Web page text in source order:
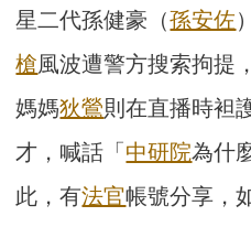
星二代孫健豪（孫安佐
槍風波遭警方搜索拘提
媽媽狄鶯則在直播時袒
才，喊話「 中研院為什
此，有法官帳號分享，